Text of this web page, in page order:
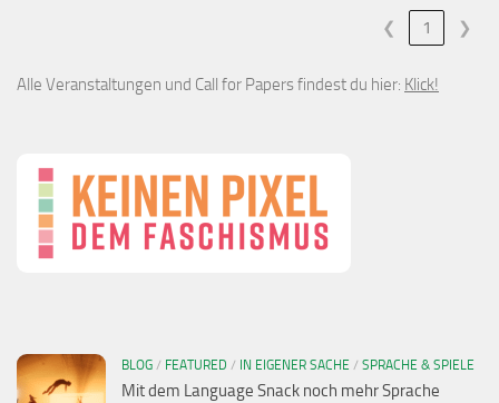
❮ 1 ❯
Alle Veranstaltungen und Call for Papers findest du hier: Klick!
BLOG / FEATURED / IN EIGENER SACHE / SPRACHE & SPIELE
Mit dem Language Snack noch mehr Sprache